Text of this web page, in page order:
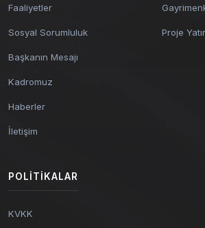
Faaliyetler
Sosyal Sorumluluk
Başkanın Mesajı
Kadromuz
Haberler
İletişim
Proje
POLITIKALAR
KVKK